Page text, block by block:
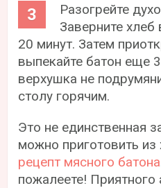
Разогрейте
Заверните хлеб
20 минут. Затем
выпекайте батон еще
верхушка не
столу горячим.
Это не единственная
можно приготовить из
рецепт мясного батона
пожалеете! Приятного